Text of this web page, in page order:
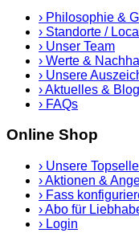
› Philosophie &
› Standorte /
› Unser Team
› Werte &
› Unsere
›Aktuelles & Blog
› FAQs
Online Shop
› Unsere
›Aktionen &
› Fass
›Abo für
› Login